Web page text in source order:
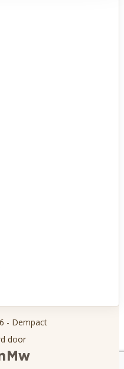
- Dempact
door